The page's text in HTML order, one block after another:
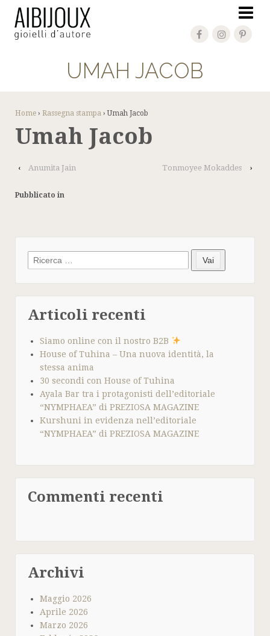
UMAH JACOB
Home › Rassegna stampa › Umah Jacob
Umah Jacob
‹ Anumita Jain Tonmoyee Mokaddes ›
Pubblicato in
Search
for:
Vai
Articoli recenti
Siamo online con il nostro B2B
House of Tuhina – Una nuova identità, la
stessa anima
30 secondi con House of Tuhina
Ayala Bar tra i protagonisti dell’editoriale
“NYMPHAEA” di PREZIOSA MAGAZINE
Kurshuni in evidenza nell’editoriale
“NYMPHAEA” di PREZIOSA MAGAZINE
Commenti recenti
Archivi
Maggio 2026
Aprile 2026
Marzo 2026